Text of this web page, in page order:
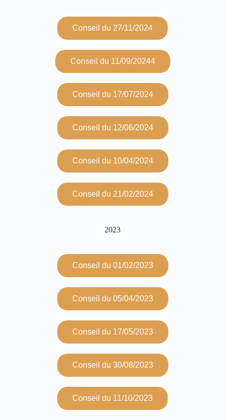
Conseil du 27/11/2024
Conseil du 11/09/20244
Conseil du 17/07/2024
Conseil du 12/06/2024
Conseil du 10/04/2024
Conseil du 21/02/2024
2023
Conseil du 01/02/2023
Conseil du 05/04/2023
Conseil du 17/05/2023
Conseil du 30/08/2023
Conseil du 11/10/2023